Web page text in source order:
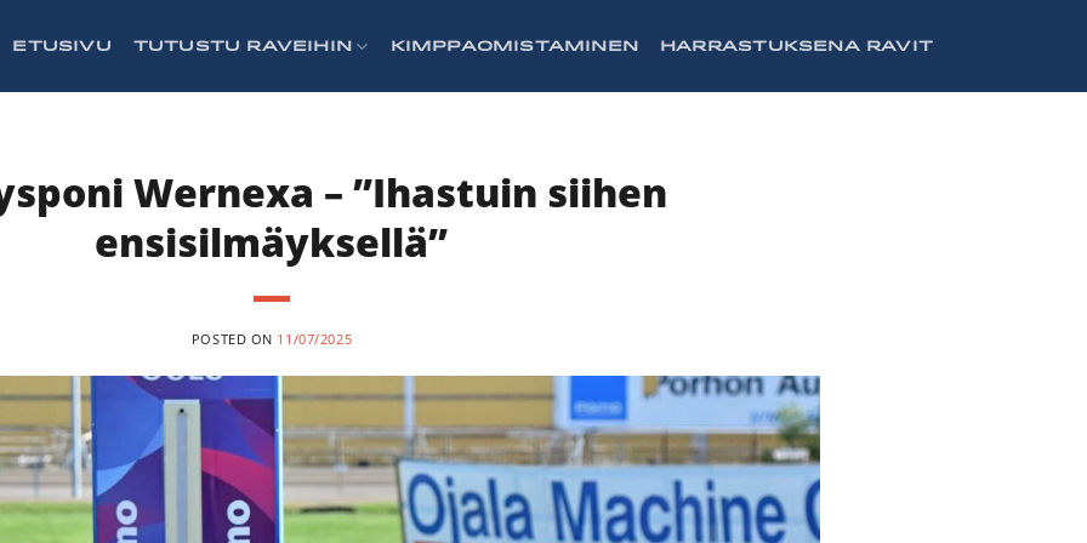
ETUSIVU TUTUSTU RAVEIHIN KIMPPAOMISTAMINEN HARRASTUKSENA RAVIT
Wernexa – ”Ihastuin siihen
ensisilmäyksellä”
POSTED ON 11/07/2025